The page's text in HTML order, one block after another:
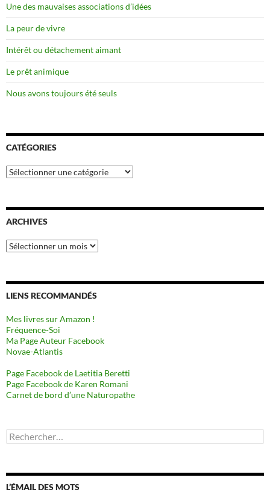
Une des mauvaises associations d’idées
La peur de vivre
Intérêt ou détachement aimant
Le prêt animique
Nous avons toujours été seuls
CATÉGORIES
Catégories
ARCHIVES
Archives
LIENS RECOMMANDÉS
Mes livres sur Amazon !
Fréquence-Soi
Ma Page Auteur Facebook
Novae-Atlantis
Page Facebook de Laetitia Beretti
Page Facebook de Karen Romani
Carnet de bord d’une Naturopathe
Rechercher :
L’ÉMAIL DES MOTS